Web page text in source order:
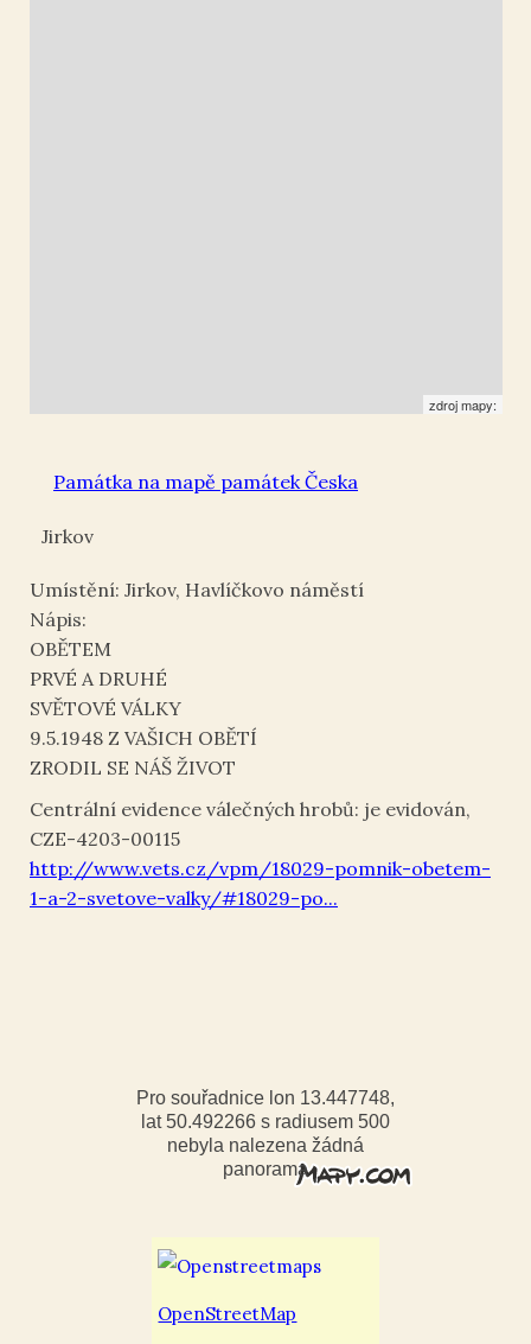
zdroj mapy:
Památka na mapě památek Česka
Jirkov
Umístění: Jirkov, Havlíčkovo náměstí
Nápis:
OBĚTEM
PRVÉ A DRUHÉ
SVĚTOVÉ VÁLKY
9.5.1948 Z VAŠICH OBĚTÍ
ZRODIL SE NÁŠ ŽIVOT
Centrální evidence válečných hrobů: je evidován,
CZE-4203-00115
http://www.vets.cz/vpm/18029-pomnik-obetem-
1-a-2-svetove-valky/#18029-po...
Pro souřadnice lon 13.447748,
lat 50.492266 s radiusem 500
nebyla nalezena žádná
panorama
OpenStreetMap